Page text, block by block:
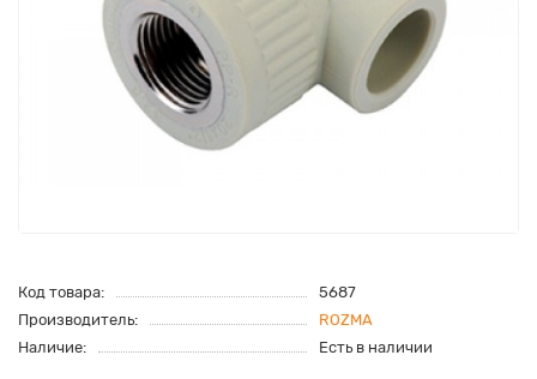
Код товара:
5687
Производитель:
ROZMA
Наличие:
Есть в наличии